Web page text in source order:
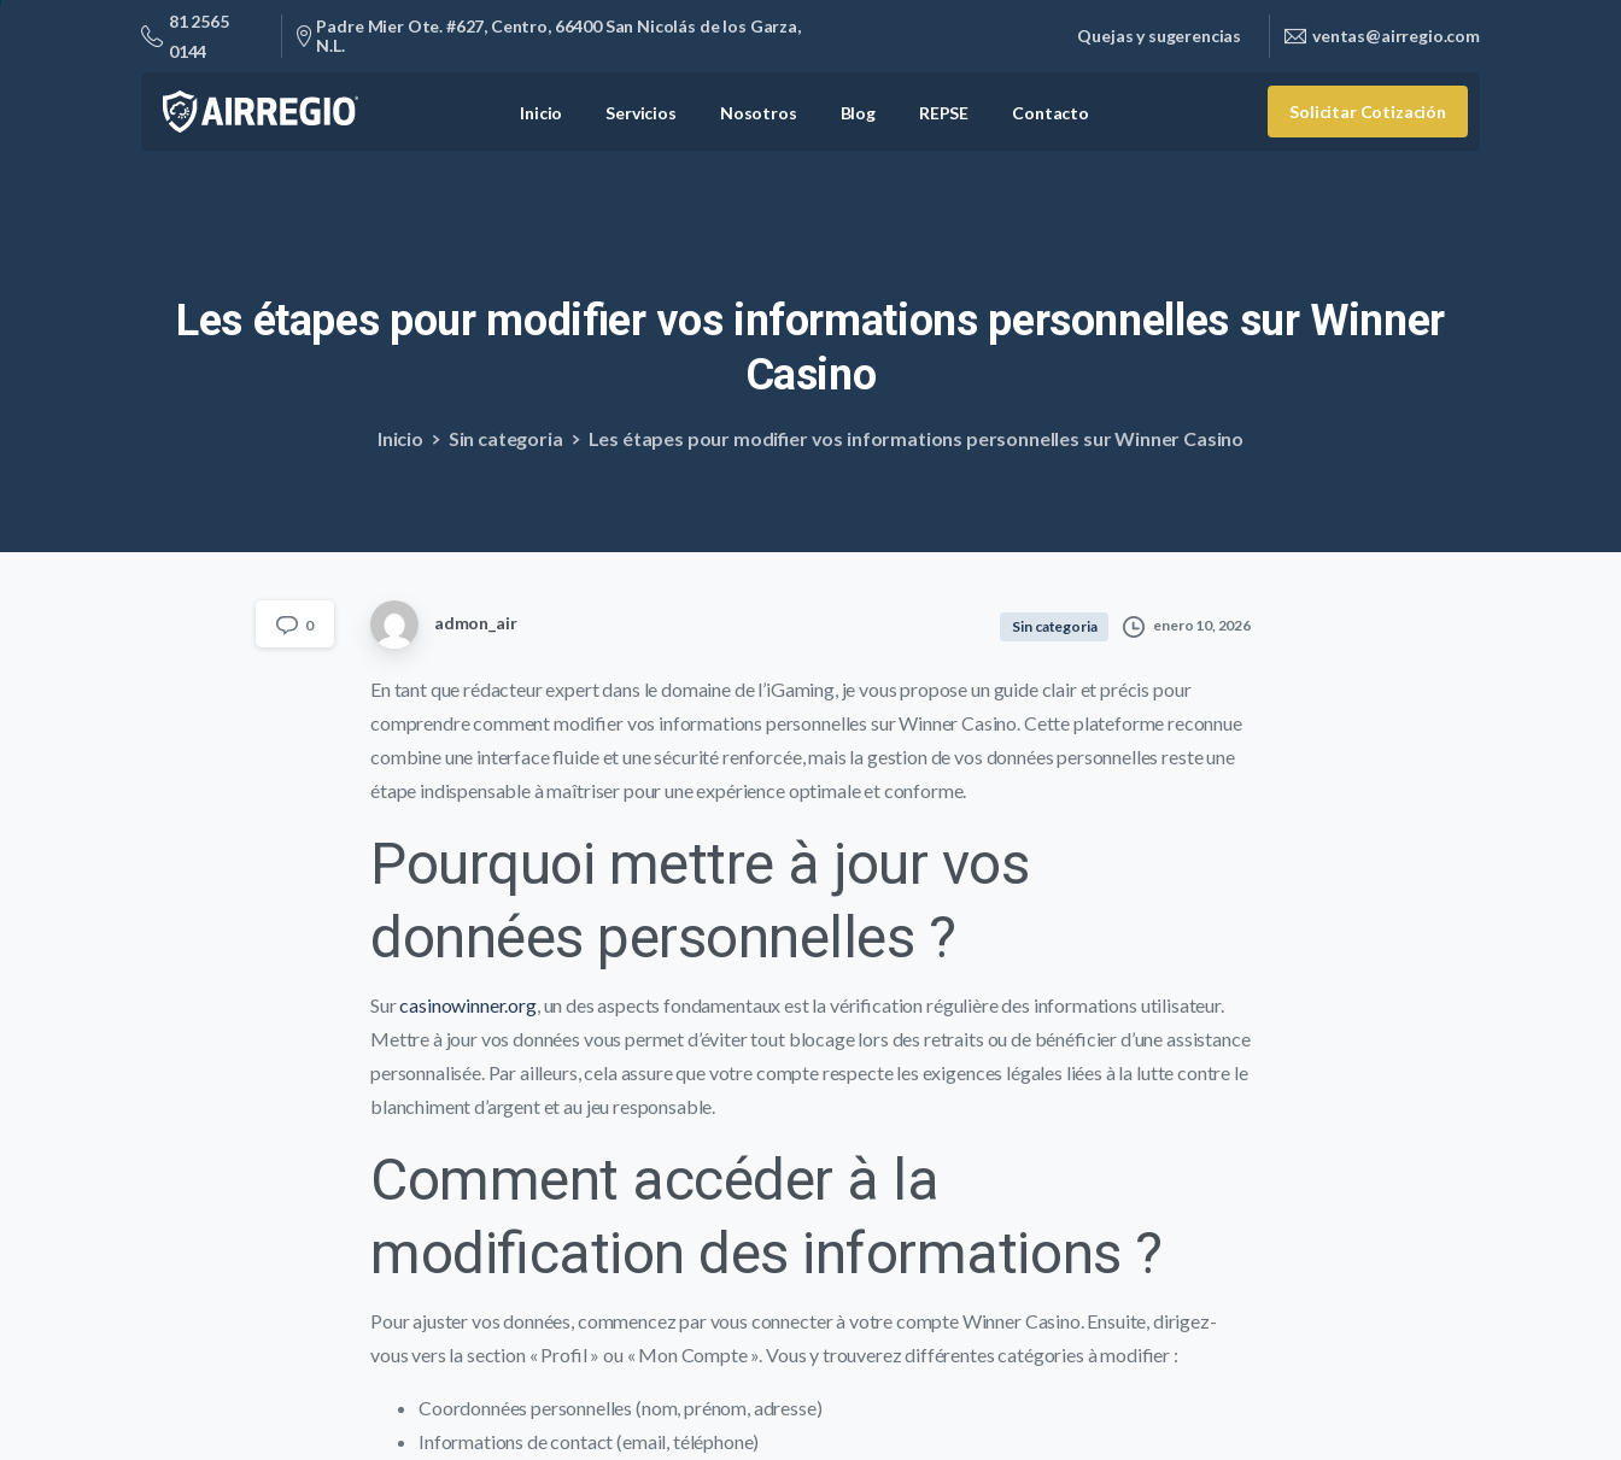
81 2565
0144
Padre Mier Ote. #627, Centro, 66400 San Nicolás de los Garza,
N.L.
Quejas y sugerencias ventas@airregio.com
Inicio Servicios Nosotros Blog REPSE Contacto Solicitar Cotización
Les étapes pour modifier vos informations personnelles sur Winner
Casino
Inicio Sin categoria Les étapes pour modifier vos informations personnelles sur Winner Casino
0 admon_air Sin categoria enero 10, 2026
En tant que rédacteur expert dans le domaine de l’iGaming, je vous propose un guide clair et précis pour
comprendre comment modifier vos informations personnelles sur Winner Casino. Cette plateforme reconnue
combine une interface fluide et une sécurité renforcée, mais la gestion de vos données personnelles reste une
étape indispensable à maîtriser pour une expérience optimale et conforme.
Pourquoi mettre à jour vos
données personnelles ?
Surcasinowinner.org, un des aspects fondamentaux est la vérification régulière des informations utilisateur.
Mettre à jour vos données vous permet d’éviter tout blocage lors des retraits ou de bénéficier d’une assistance
personnalisée. Par ailleurs, cela assure que votre compte respecte les exigences légales liées à la lutte contre le
blanchiment d’argent et au jeu responsable.
Comment accéder à la
modification des informations ?
Pour ajuster vos données, commencez par vous connecter à votre compte Winner Casino. Ensuite, dirigez-
vous vers la section « Profil » ou « Mon Compte ». Vous y trouverez différentes catégories à modifier :
Coordonnées personnelles (nom, prénom, adresse)
Informations de contact (email, téléphone)